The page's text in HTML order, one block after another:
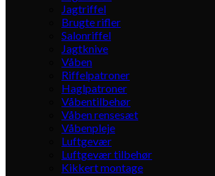
Jagtriffel
Brugte rifler
Salonriffel
Jagtknive
Våben
Riffelpatroner
Haglpatroner
Våbentilbehør
Våben rensesæt
Våbenpleje
Luftgevær
Luftgevær tilbehør
Kikkert montage